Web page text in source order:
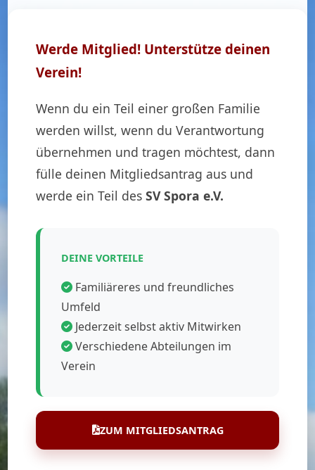
Werde Mitglied! Unterstütze deinen
Verein!
Wenn du ein Teil einer großen Familie
werden willst, wenn du Verantwortung
übernehmen und tragen möchtest, dann
fülle deinen Mitgliedsantrag aus und
werde ein Teil desSV Spora e.V.
DEINE VORTEILE
Familiäreres und freundliches
Umfeld
Jederzeit selbst aktiv Mitwirken
Verschiedene Abteilungen im
Verein
ZUM MITGLIEDSANTRAG